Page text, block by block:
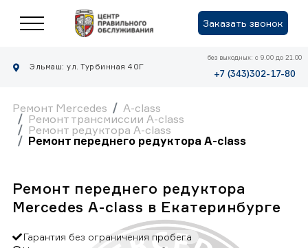
Заказать звонок
Эльмаш: ул. Турбинная 40Г
без выходных: с 9.00 до 21.00
+7 (343)302-17-80
Ремонт Mercedes
A-class
Ремонт трансмиссии A-class
Ремонт редуктора A-class
Ремонт переднего редуктора A-class
Ремонт переднего редуктора
Mercedes A-class в Екатеринбурге
Гарантия без ограничения пробега